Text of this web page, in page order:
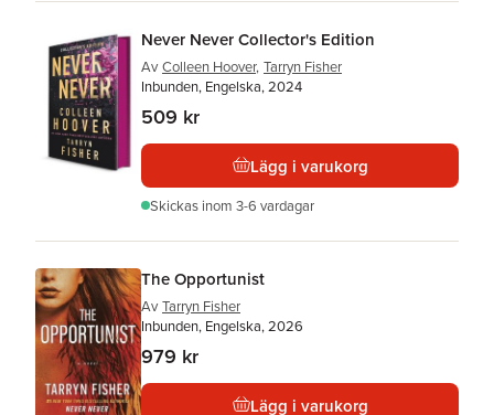
Never Never Collector's Edition
Av Colleen Hoover, Tarryn Fisher
Inbunden, Engelska, 2024
509 kr
Lägg i varukorg
Skickas inom 3-6 vardagar
The Opportunist
Av Tarryn Fisher
Inbunden, Engelska, 2026
979 kr
Lägg i varukorg